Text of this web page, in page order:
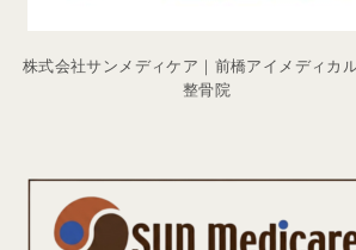
株式会社サンメディケア｜前橋アイメディカ
整骨院